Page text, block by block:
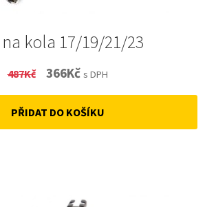
kola 17/19/21/23
487Kč
Original
price
was:
366KčCurrent
price
is:
s DPH
PŘIDAT DO KOŠÍKU